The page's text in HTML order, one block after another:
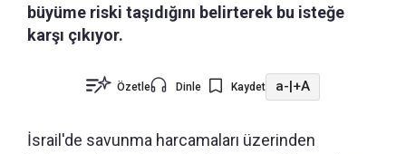
büyüme riski taşıdığını belirterek bu isteğe
karşı çıkıyor.
Özetle Dinle Kaydet a-|+A
İsrail'de savunma harcamaları üzerinden